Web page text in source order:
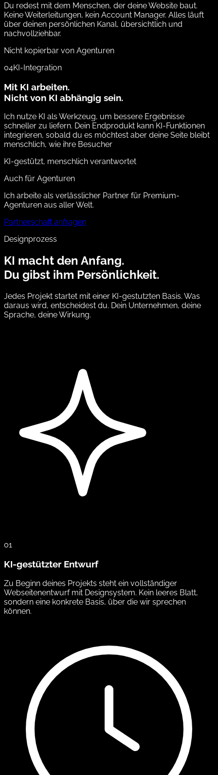
Du redest mit dem Menschen, der deine Website baut.
Keine Weiterleitungen, kein Account Manager. Alles läuft
über deinen persönlichen Kanal, übersichtlich und
nachvollziehbar.
Nicht kopierbar von Agenturen
04KI-Integration
Mit KI arbeiten.
Nicht von KI abhängig sein.
Ich nutze KI als Werkzeug, um bessere Ergebnisse
schneller zu liefern. Dein Endprodukt kann KI-Funktionen
integrieren, sobald du es möchtest aber deine Seite bleibt
menschlich, wie ihre Besucher
KI-gestützt, menschlich verantwortet
Auch für Agenturen
Ich arbeite als verlässlicher Partner für Premium-
Agenturen aus aller Welt.
Partnerschaft anfragen
Designprozess
KI macht den Anfang.
Du gibst ihm Persönlichkeit.
Jedes Projekt startet mit einer KI-gestutzten Basis. Was
daraus wird, entscheidest du. Dein Unternehmen, deine
Sprache, deine Wirkung.
01
KI-gestützter Entwurf
Zu Beginn deines Projekts steht ein vollständiger
Webseitenentwurf mit Designsystem. Kein leeres Blatt,
sondern eine konkrete Basis, über die wir sprechen
können.